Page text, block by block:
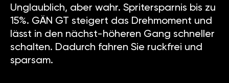
Unglaublich, aber wahr. Spritersparnis bis zu
15%. GÄN GT steigert das Drehmoment und
lässt in den nächst-höheren Gang schneller
schalten. Dadurch fahren Sie ruckfrei und
sparsam.